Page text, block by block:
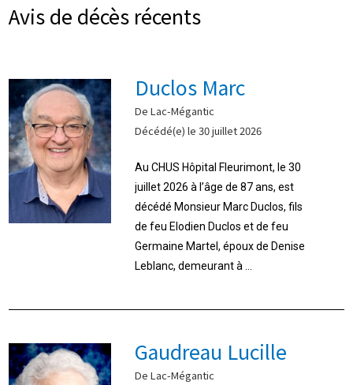
Avis de décès récents
Duclos Marc
De Lac-Mégantic
Décédé(e) le 30 juillet 2026
Au CHUS Hôpital Fleurimont, le 30
juillet 2026 à l’âge de 87 ans, est
décédé Monsieur Marc Duclos, fils
de feu Elodien Duclos et de feu
Germaine Martel, époux de Denise
Leblanc, demeurant à ...
Gaudreau Lucille
De Lac-Mégantic